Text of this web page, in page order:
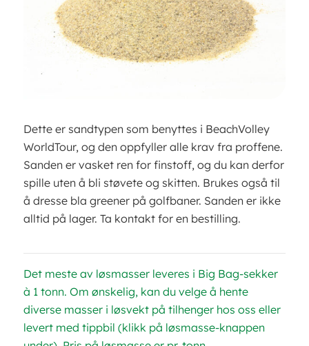
Dette er sandtypen som benyttes i BeachVolley
WorldTour, og den oppfyller alle krav fra proffene.
Sanden er vasket ren for finstoff, og du kan derfor
spille uten å bli støvete og skitten. Brukes også til
å dresse bla greener på golfbaner. Sanden er ikke
alltid på lager. Ta kontakt for en bestilling.
Det meste av løsmasser leveres i Big Bag-sekker
à 1 tonn. Om ønskelig, kan du velge å hente
diverse masser i løsvekt på tilhenger hos oss eller
levert med tippbil (klikk på løsmasse-knappen